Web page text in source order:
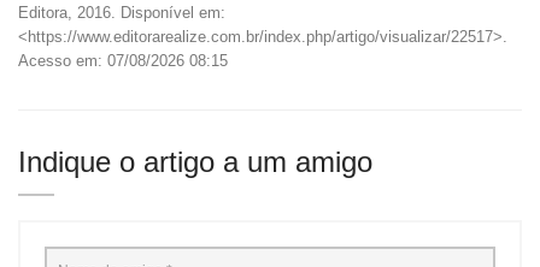
Editora, 2016. Disponível em:
<https://www.editorarealize.com.br/index.php/artigo/visualizar/22517>.
Acesso em: 07/08/2026 08:15
Indique o artigo a um amigo